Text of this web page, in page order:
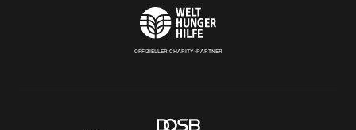
OFFIZIELLER CHARITY-PARTNER